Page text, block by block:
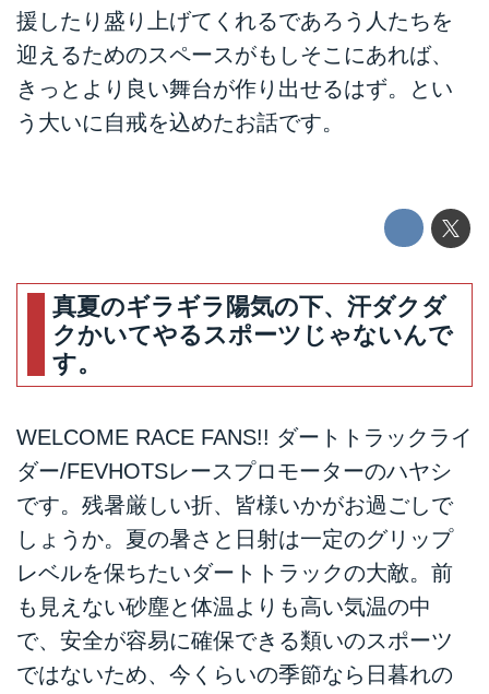
援したり盛り上げてくれるであろう人たちを
迎えるためのスペースがもしそこにあれば、
きっとより良い舞台が作り出せるはず。とい
う大いに自戒を込めたお話です。
真夏のギラギラ陽気の下、汗ダクダ
クかいてやるスポーツじゃないんで
す。
WELCOME RACE FANS!! ダートトラックライ
ダー/FEVHOTSレースプロモーターのハヤシ
です。残暑厳しい折、皆様いかがお過ごしで
しょうか。夏の暑さと日射は一定のグリップ
レベルを保ちたいダートトラックの大敵。前
も見えない砂塵と体温よりも高い気温の中
で、安全が容易に確保できる類いのスポーツ
ではないため、今くらいの季節なら日暮れの